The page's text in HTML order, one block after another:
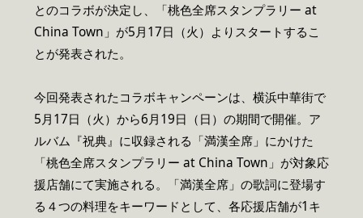
とのコラボが決定し、「桃色全席スタンプラリー at
China Town」が5月17日（火）よりスタートするこ
とが発表された。
今回発表されたコラボキャンペーンは、横浜中華街で
5月17日（火）から6月19日（日）の期間で開催。ア
ルバム『祝典』に収録される「満漢全席」にかけた
「桃色全席スタンプラリー at China Town」が対象応
援店舗にて実施される。「満漢全席」の歌詞に登場す
る４つの料理をキーワードとして、各応援店舗が1キ